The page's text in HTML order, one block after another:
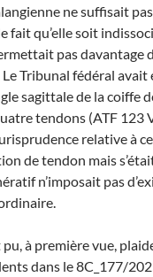
ne suffisait pas
fait qu’elle soit
pas davantage
Tribunal fédéral
sagittale de la coiffe
tendons (ATF 123
relative à
de tendon mais
n’imposait pas
à première vue,
dans le 8C_177/